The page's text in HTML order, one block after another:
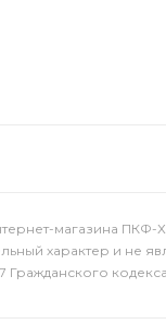
магазина
характер и не
Гражданского